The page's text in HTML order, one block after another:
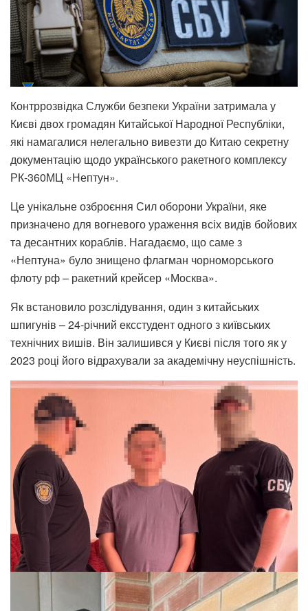
Контррозвідка Служби безпеки України затримала у
Києві двох громадян Китайської Народної Республіки,
які намагалися нелегально вивезти до Китаю секретну
документацію щодо українського ракетного комплексу
РК-360МЦ «Нептун».
Це унікальне озброєння Сил оборони України, яке
призначено для вогневого ураження всіх видів бойових
та десантних кораблів. Нагадаємо, що саме з
«Нептуна» було знищено флагман чорноморського
флоту рф – ракетний крейсер «Москва».
Як встановило розслідування, один з китайських
шпигунів – 24-річний ексстудент одного з київських
технічних вишів. Він залишився у Києві після того як у
2023 році його відрахували за академічну неуспішність.